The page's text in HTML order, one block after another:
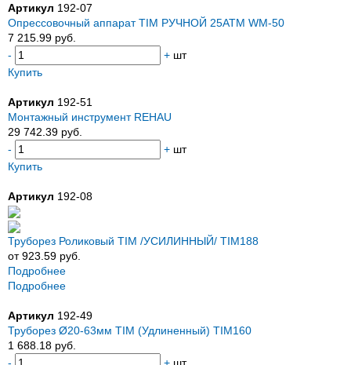
Артикул 192-07
Опрессовочный аппарат TIM РУЧНОЙ 25АТМ WM-50
7 215.99 руб.
-
+ шт
Купить
Артикул 192-51
Монтажный инструмент REHAU
29 742.39 руб.
-
+ шт
Купить
Артикул 192-08
Труборез Роликовый TIM /УСИЛИННЫЙ/ TIM188
от 923.59 руб.
Подробнее
Подробнее
Артикул 192-49
Труборез Ø20-63мм TIM (Удлиненный) TIM160
1 688.18 руб.